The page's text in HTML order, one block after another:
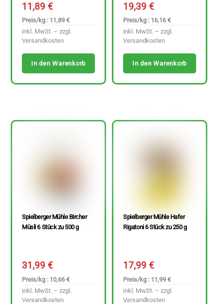
11,89€
Preis/kg : 11,89 €
inkl. MwSt. – zzgl.
Versandkosten
In den Warenkorb
19,39€
Preis/kg : 16,16 €
inkl. MwSt. – zzgl.
Versandkosten
In den Warenkorb
Spielberger Mühle Bircher
Müsli 6 Stück zu 500 g
31,99€
Preis/kg : 10,66 €
inkl. MwSt. – zzgl.
Versandkosten
Spielberger Mühle Hafer
Rigatoni 6 Stück zu 250 g
17,99€
Preis/kg : 11,99 €
inkl. MwSt. – zzgl.
Versandkosten